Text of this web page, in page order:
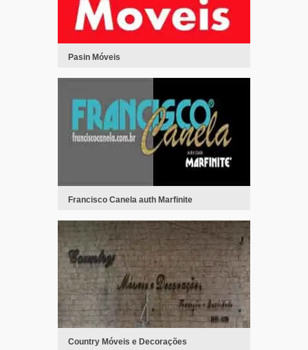
Pasin Móveis
Francisco Canela auth Marfinite
Country Móveis e Decorações